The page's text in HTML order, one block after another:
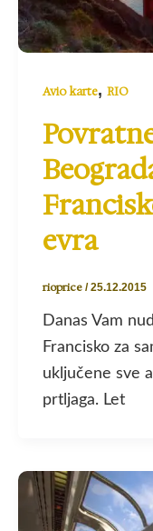
Avio karte, RIO
evra
rioprice /25.12.2015
Danas Vam
Francisko za
uključene sve
prtljaga. Let